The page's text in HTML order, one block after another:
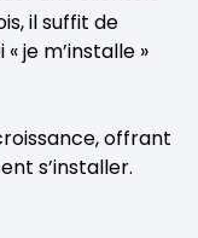
il suffit de
je m’installe »
offrant
s’installer.